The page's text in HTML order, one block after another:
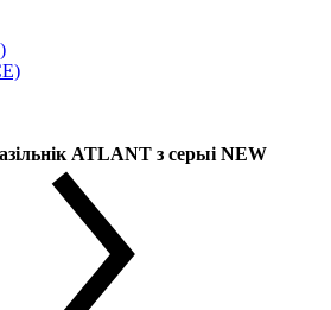
ATLANT з серыі NEW